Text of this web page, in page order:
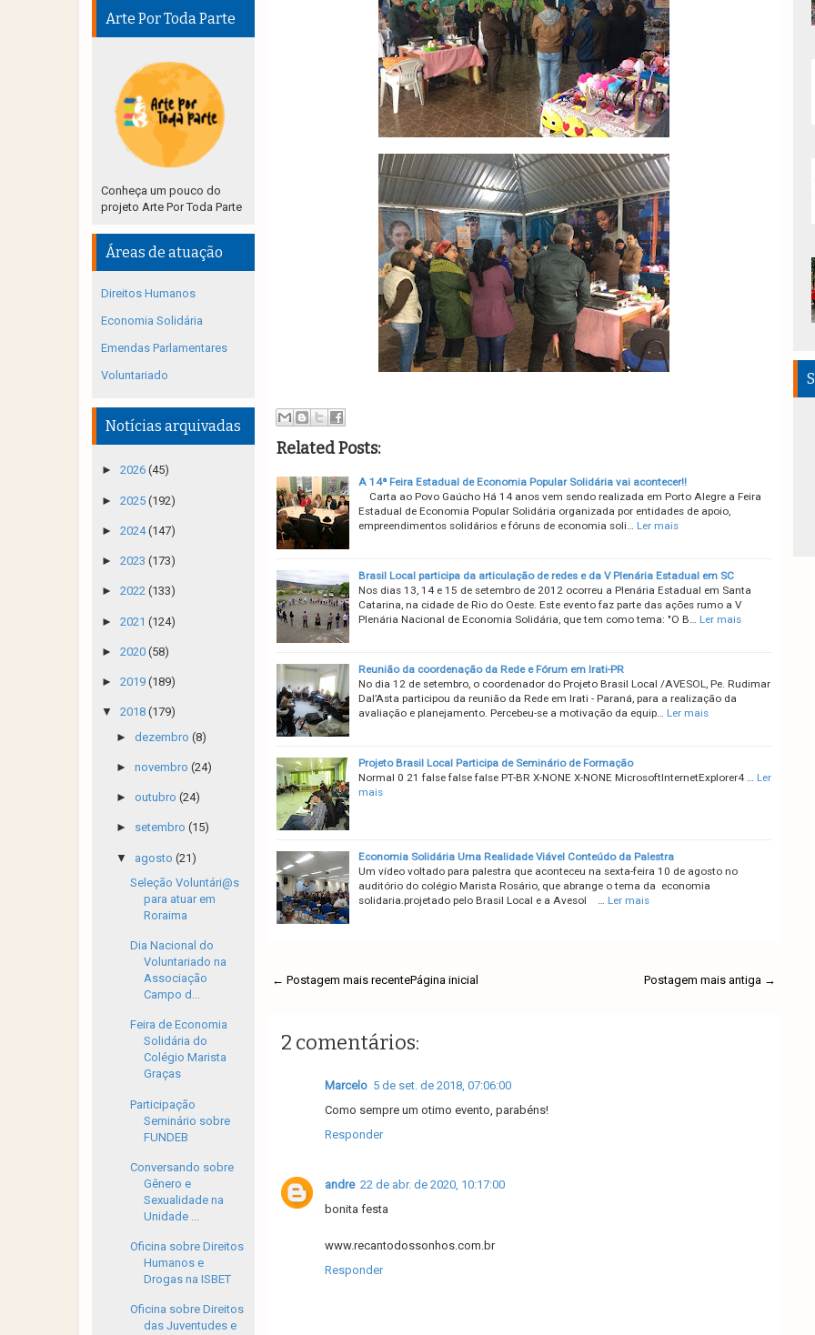
Related Posts:
A 14ª Feira Estadual de Economia Popular Solidária vai acontecer!!
Carta ao Povo Gaúcho Há 14 anos vem sendo realizada em Porto Alegre a Feira
Estadual de Economia Popular Solidária organizada por entidades de apoio,
empreendimentos solidários e fóruns de economia soli…
Ler mais
Brasil Local participa da articulação de redes e da V Plenária Estadual em SC
Nos dias 13, 14 e 15 de setembro de 2012 ocorreu a Plenária Estadual em Santa
Catarina, na cidade de Rio do Oeste. Este evento faz parte das ações rumo a V
Plenária Nacional de Economia Solidária, que tem como tema: "O B…
Ler mais
Reunião da coordenação da Rede e Fórum em Irati-PR
No dia 12 de setembro, o coordenador do Projeto Brasil Local /AVESOL, Pe. Rudimar
Dal’Asta participou da reunião da Rede em Irati - Paraná, para a realização da
avaliação e planejamento. Percebeu-se a motivação da equip…
Ler mais
Projeto Brasil Local Participa de Seminário de Formação
Normal 0 21 false false false PT-BR X-NONE X-NONE MicrosoftInternetExplorer4 …
Ler
mais
Economia Solidária Uma Realidade Viável Conteúdo da Palestra
Um vídeo voltado para palestra que aconteceu na sexta-feira 10 de agosto no
auditório do colégio Marista Rosário, que abrange o tema da economia
solidaria.projetado pelo Brasil Local e a Avesol …
Ler mais
← Postagem mais recente Postagem mais antiga →
Página inicial
2 comentários:
Marcelo 5 de set. de 2018, 07:06:00
Como sempre um otimo evento, parabéns!
Responder
andre 22 de abr. de 2020, 10:17:00
bonita festa
www.recantodossonhos.com.br
Responder
Arte Por Toda Parte
Conheça um pouco do
projeto Arte Por Toda Parte
Áreas de atuação
Direitos Humanos
Economia Solidária
Emendas Parlamentares
Voluntariado
Notícias arquivadas
► 2026 (45)
► 2025 (192)
► 2024(147)
► 2023 (173)
► 2022 (133)
► 2021 (124)
► 2020 (58)
► 2019 (189)
▼ 2018 (179)
► dezembro (8)
► novembro (24)
► outubro (24)
► setembro (15)
▼ agosto (21)
Seleção Voluntári@s
para atuar em
Roraima
Dia Nacional do
Voluntariado na
Associação
Campo d...
Feira de Economia
Solidária do
Colégio Marista
Graças
Participação
Seminário sobre
FUNDEB
Conversando sobre
Gênero e
Sexualidade na
Unidade ...
Oficina sobre Direitos
Humanos e
Drogas na ISBET
Oficina sobre Direitos
das Juventudes e